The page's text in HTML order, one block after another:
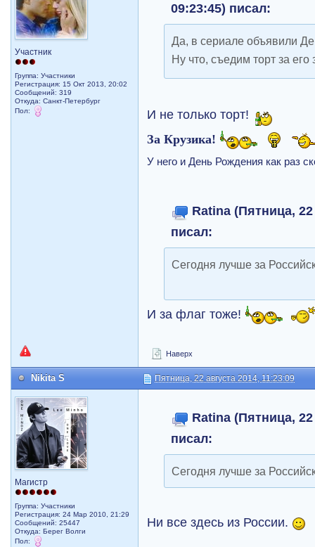
Участник
Группа: Участники
Регистрация: 15 Окт 2013, 20:02
Сообщений: 319
Откуда: Санкт-Петербург
Пол:
09:23:45) писал:
Да, в сериале объявили
Ну что, съедим торт за
И не только торт!
За Крузика!
У него и День Рождения как раз
Ratina (Пятница, 22
писал:
Сегодня лучше за
И за флаг тоже!
Наверх
Nikita S Пятница, 22 августа 2014, 11:23:09
Магистр
Группа: Участники
Регистрация: 24 Мар 2010, 21:29
Сообщений: 25447
Откуда: Берег Волги
Пол:
Ratina (Пятница, 22
писал:
Сегодня лучше за
Ни все здесь из России.